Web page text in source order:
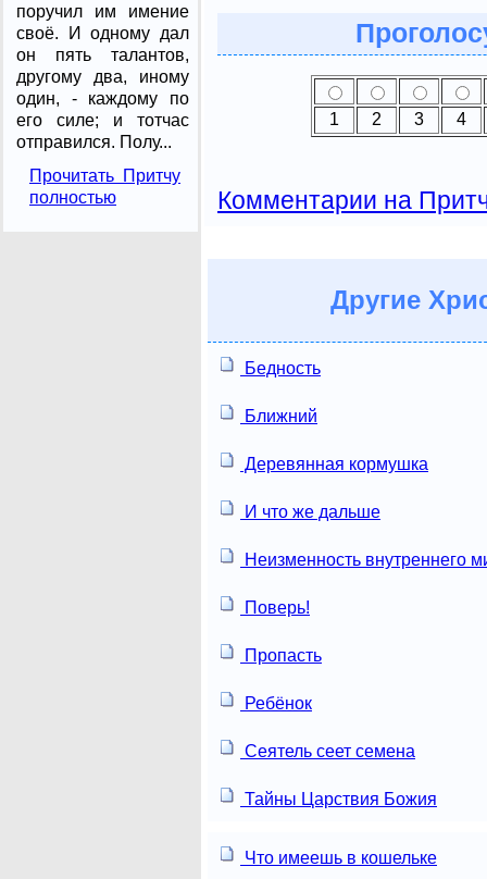
поручил им имение
своё. И одному дал
он пять талантов,
другому два, иному
один, - каждому по
его силе; и тотчас
отправился. Полу...
Прочитать Притчу
полностью
1 2 3 4
Комментарии на
Другие
Бедность
Ближний
Деревянная кормушка
И что же дальше
Неизменность внутреннего
Поверь!
Пропасть
Ребёнок
Сеятель сеет семена
Тайны Царствия Божия
Что имеешь в кошельке